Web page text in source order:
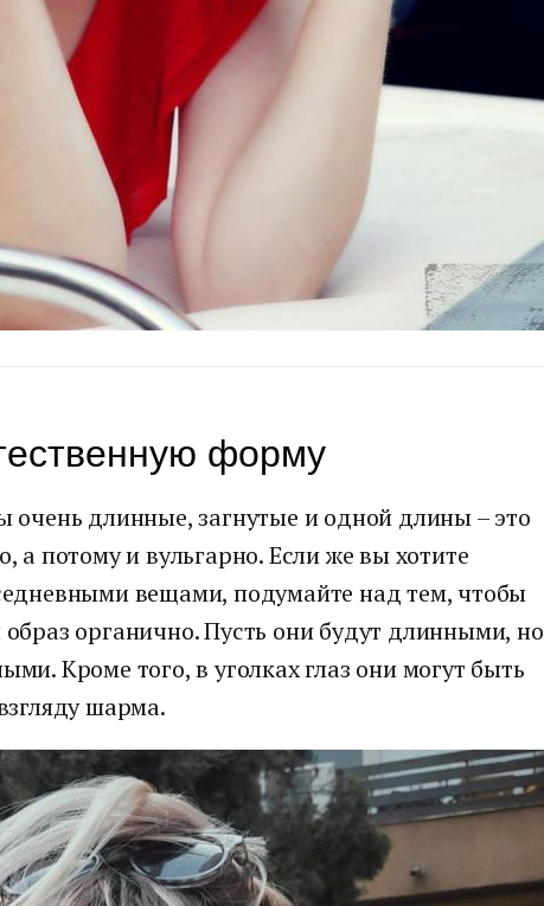
форму
очень длинные, загнутые и одной длины – это
а потому и вульгарно. Если же вы хотите
вещами, подумайте над тем, чтобы
органично. Пусть они будут длинными, но
Кроме того, в уголках глаз они могут быть
шарма.